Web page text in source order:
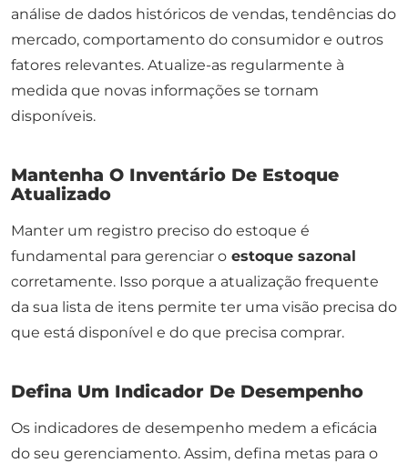
análise de dados históricos de vendas, tendências do
mercado, comportamento do consumidor e outros
fatores relevantes. Atualize-as regularmente à
medida que novas informações se tornam
disponíveis.
Mantenha O Inventário De Estoque
Atualizado
Manter um registro preciso do estoque é
fundamental para gerenciar o estoque sazonal
corretamente. Isso porque a atualização frequente
da sua lista de itens permite ter uma visão precisa do
que está disponível e do que precisa comprar.
Defina Um Indicador De Desempenho
Os indicadores de desempenho medem a eficácia
do seu gerenciamento. Assim, defina metas para o